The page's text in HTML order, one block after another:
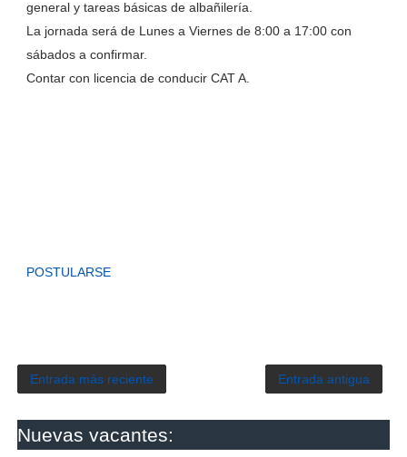
general y tareas básicas de albañilería.
La jornada será de Lunes a Viernes de 8:00 a 17:00 con
sábados a confirmar.
Contar con licencia de conducir CAT A.
POSTULARSE
Entrada más reciente Entrada antigua
Nuevas vacantes: